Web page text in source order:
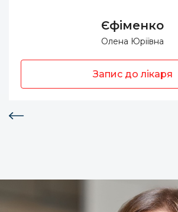
Єфіменко
Олена Юріївна
Запис до лікаря